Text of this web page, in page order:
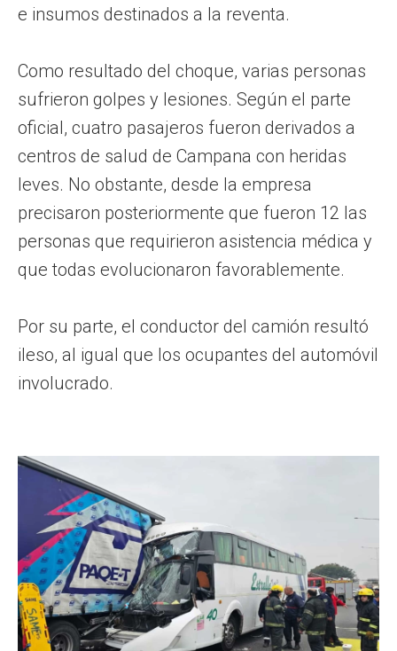
e insumos destinados a la reventa.
Como resultado del choque, varias personas
sufrieron golpes y lesiones. Según el parte
oficial, cuatro pasajeros fueron derivados a
centros de salud de Campana con heridas
leves. No obstante, desde la empresa
precisaron posteriormente que fueron 12 las
personas que requirieron asistencia médica y
que todas evolucionaron favorablemente.
Por su parte, el conductor del camión resultó
ileso, al igual que los ocupantes del automóvil
involucrado.